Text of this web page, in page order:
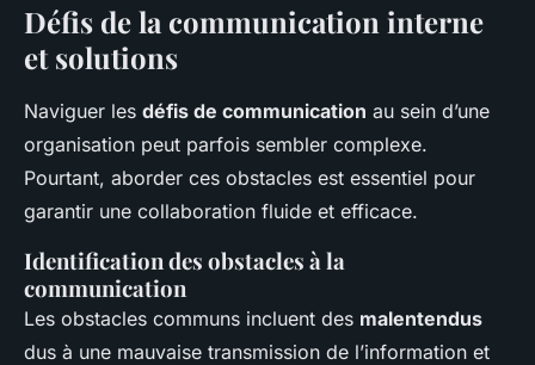
Défis de la communication interne
et solutions
Naviguer les défis de communication au sein d’une
organisation peut parfois sembler complexe.
Pourtant, aborder ces obstacles est essentiel pour
garantir une collaboration fluide et efficace.
Identification des obstacles à la
communication
Les obstacles communs incluent des malentendus
dus à une mauvaise transmission de l’information et